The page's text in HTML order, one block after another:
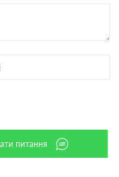
питання